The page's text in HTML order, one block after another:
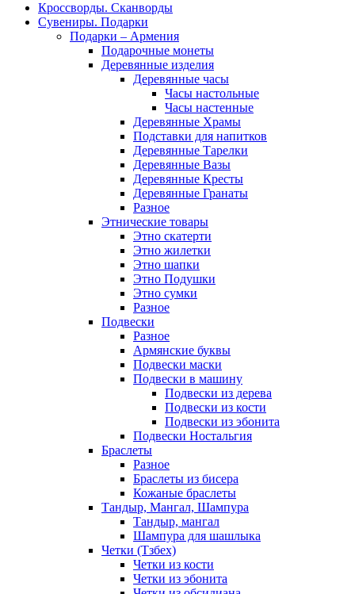
Кроссворды. Сканворды
Сувениры. Подарки
Подарки – Армения
Подарочные монеты
Деревянные изделия
Деревянные часы
Часы настольные
Часы настенные
Деревянные Храмы
Подставки для напитков
Деревянные Тарелки
Деревянные Вазы
Деревянные Кресты
Деревянные Гранаты
Разное
Этнические товары
Этно скатерти
Этно жилетки
Этно шапки
Этно Подушки
Этно сумки
Разное
Подвески
Разное
Армянские буквы
Подвески маски
Подвески в машину
Подвески из дерева
Подвески из кости
Подвески из эбонита
Подвески Ностальгия
Браслеты
Разное
Браслеты из бисера
Кожаные браслеты
Тандыр, Мангал, Шампура
Тандыр, мангал
Шампура для шашлыка
Четки (Тзбех)
Четки из кости
Четки из эбонита